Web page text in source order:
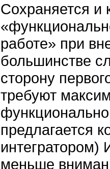
Сохраняется и
работе» при
большинстве
сторону
требуют
предлагается
меньше